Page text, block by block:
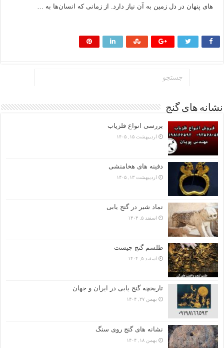
های پنهان در دل زمین به آن نیاز دارد. از زمانی که انسان‌ها به …
نشانه های گنج
بررسی انواع فلزیاب
اردیبهشت ۱۵, ۱۴۰۵
دفینه های هخامنشی
اردیبهشت ۱۳, ۱۴۰۵
نماد شیر در گنج یابی
اسفند ۵, ۱۴۰۴
طلسم گنج چیست
اسفند ۵, ۱۴۰۴
تاریخچه گنج‌ یابی در ایران و جهان
بهمن ۲۷, ۱۴۰۴
نشانه های گنج روی سنگ
بهمن ۱۸, ۱۴۰۴